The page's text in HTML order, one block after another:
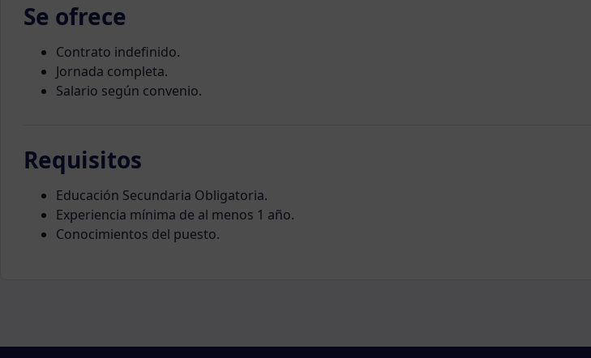
Se ofrece
Contrato indefinido.
Jornada completa.
Salario según convenio.
Requisitos
Educación Secundaria Obligatoria.
Experiencia mínima de al menos 1 año.
Conocimientos del puesto.